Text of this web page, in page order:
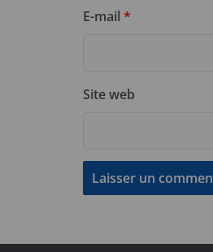
E-mail *
Site web